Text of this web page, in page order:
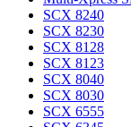
SCX 8240
SCX 8230
SCX 8128
SCX 8123
SCX 8040
SCX 8030
SCX 6555